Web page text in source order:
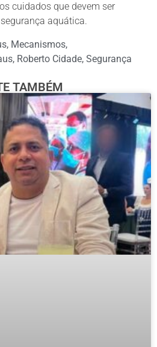
cuidados que devem ser
aquática.
, Mecanismos,
, Roberto Cidade, Segurança
TAMBÉM